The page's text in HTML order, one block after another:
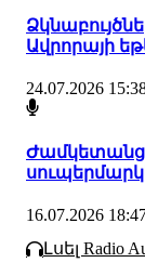
Ավրորայի
24.07.2026
Ժամկետանց
16.07.2026
Լսել Radio